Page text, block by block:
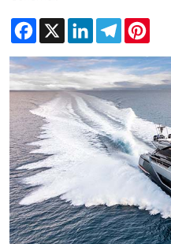
Facebook
X LinkedInTelegram